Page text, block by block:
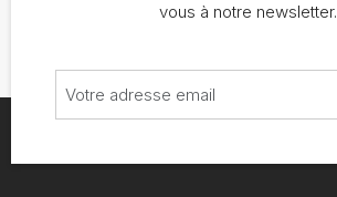
vous à notre newsletter.